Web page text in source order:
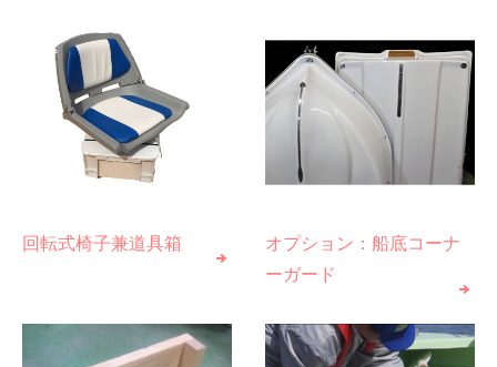
回転式椅子兼道具箱
オプション：船底コーナ
ーガード